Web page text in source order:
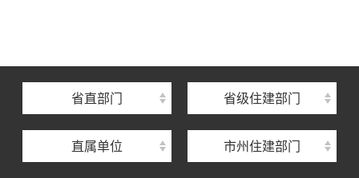
省直部门 省级住建部门
直属单位
湖北省住房保障中心
湖北省建设工程质量安全监督总站
湖北省建设工程标准定额管理总站 市州住建部门